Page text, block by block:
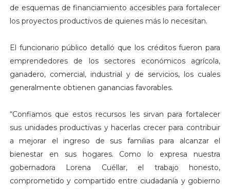
de esquemas de financiamiento accesibles para fortalecer
los proyectos productivos de quienes más lo necesitan.
El funcionario público detalló que los créditos fueron para
emprendedores de los sectores económicos agrícola,
ganadero, comercial, industrial y de servicios, los cuales
generalmente obtienen ganancias favorables.
“Confiamos que estos recursos les sirvan para fortalecer
sus unidades productivas y hacerlas crecer para contribuir
a mejorar el ingreso de sus familias para alcanzar el
bienestar en sus hogares. Como lo expresa nuestra
gobernadora Lorena Cuéllar, el trabajo honesto,
comprometido y compartido entre ciudadanía y gobierno